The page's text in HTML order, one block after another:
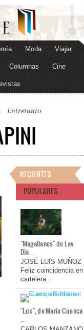
Moda Viajar
Columnas Cine
Entretanto
RECIENTES
POPULARES
"Magallanes" de Lav
Dia…
JOSÉ LUIS MUÑOZ
Feliz coincidencia en
cartelera…
"Lux", de Mario Cuenca
…